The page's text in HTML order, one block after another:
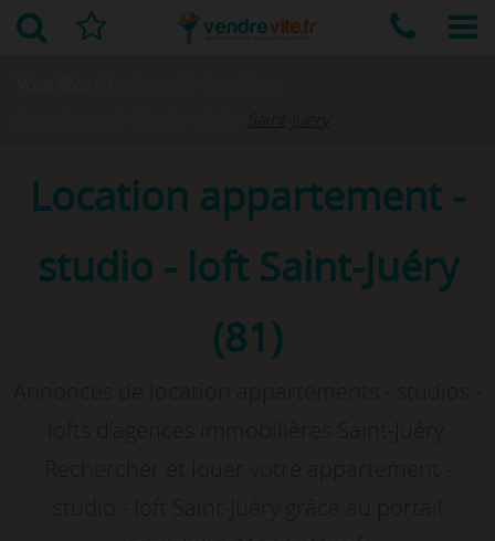
Location appartement -
studio - loft Saint-Juéry
(81)